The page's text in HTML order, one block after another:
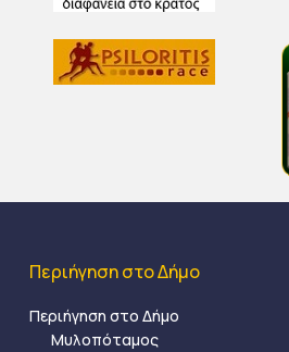
Περιήγηση στο Δήμο
Περιήγηση στο Δήμο
Μυλοπόταμος